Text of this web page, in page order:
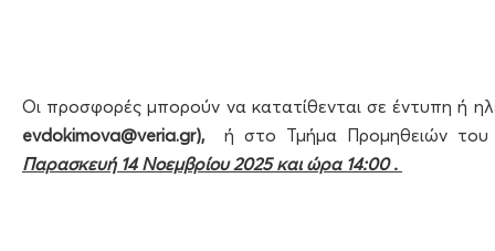
Οι προσφορές μπορούν να κατατίθενται σε έντυπη ή
evdokimova@veria.gr), ή στο Τμήμα Προμηθειών του
Παρασκευή 14 Νοεμβρίου 2025 και ώρα 14:00 .